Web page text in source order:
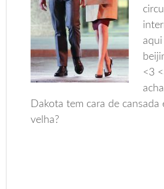
<3
Dakota tem cara de cansada
velha?